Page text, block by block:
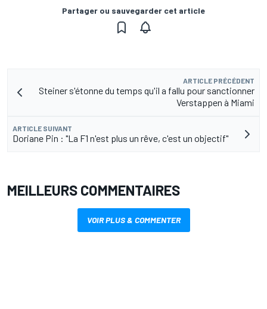
Partager ou sauvegarder cet article
ARTICLE PRÉCÉDENT
Steiner s'étonne du temps qu'il a fallu pour sanctionner
Verstappen à Miami
ARTICLE SUIVANT
Doriane Pin : "La F1 n'est plus un rêve, c'est un objectif"
MEILLEURS COMMENTAIRES
VOIR PLUS & COMMENTER